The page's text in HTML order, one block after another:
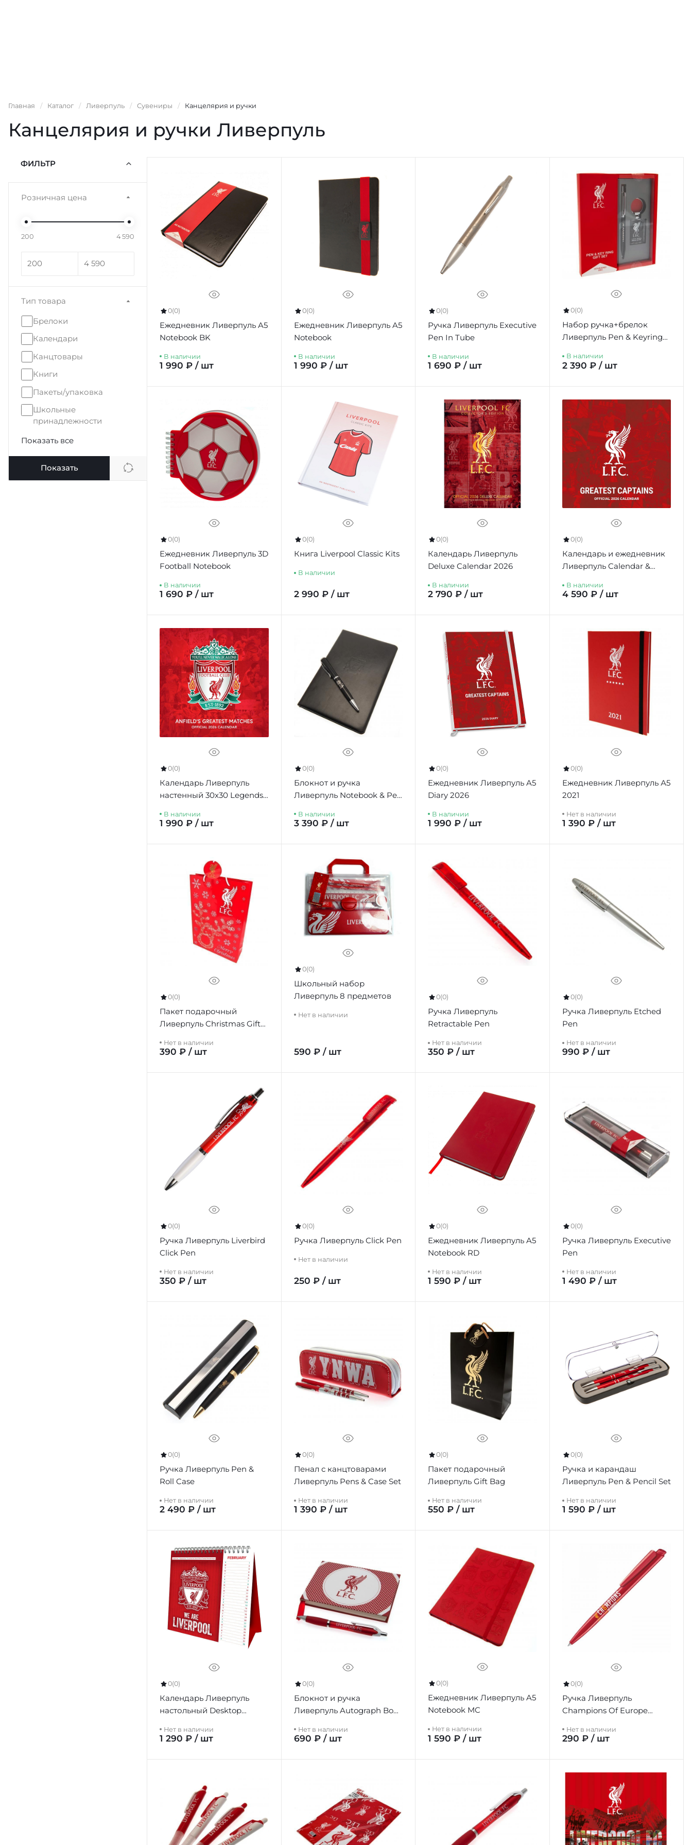
Главная / Каталог / Ливерпуль / Сувениры / Канцелярия и ручки
Канцелярия и ручки Ливерпуль
ФИЛЬТР
Розничная цена
200 4 590
Тип товара
Брелоки
Календари
Канцтовары
Книги
Пакеты/упаковка
Школьные
принадлежности
Показать все
Показать
0(0)
Ежедневник Ливерпуль A5
Notebook BK
В наличии
1 990 ₽ / шт
0(0)
Ежедневник Ливерпуль A5
Notebook
В наличии
1 990 ₽ / шт
0(0)
Ручка Ливерпуль Executive
Pen In Tube
В наличии
1 690 ₽ / шт
0(0)
Набор ручка+брелок
Ливерпуль Pen & Keyring
В наличии
2 390 ₽ / шт
0(0)
Ежедневник Ливерпуль 3D
Football Notebook
В наличии
1 690 ₽ / шт
0(0)
Книга Liverpool Classic Kits
В наличии
2 990 ₽ / шт
0(0)
Календарь Ливерпуль
Deluxe Calendar 2026
В наличии
2 790 ₽ / шт
0(0)
Календарь и ежедневник
Ливерпуль Calendar &
В наличии
4 590 ₽ / шт
0(0)
Календарь Ливерпуль
настенный 30х30 Legends
В наличии
1 990 ₽ / шт
0(0)
Блокнот и ручка
Ливерпуль Notebook & Pen
В наличии
3 390 ₽ / шт
0(0)
Ежедневник Ливерпуль A5
Diary 2026
В наличии
1 990 ₽ / шт
0(0)
Ежедневник Ливерпуль А5
2021
Нет в наличии
1 390 ₽ / шт
0(0)
Пакет подарочный
Ливерпуль Christmas Gift
Нет в наличии
390 ₽ / шт
0(0)
Школьный набор
Ливерпуль 8 предметов
Нет в наличии
590 ₽ / шт
0(0)
Ручка Ливерпуль
Retractable Pen
Нет в наличии
350 ₽ / шт
0(0)
Ручка Ливерпуль Etched
Pen
Нет в наличии
990 ₽ / шт
0(0)
Ручка Ливерпуль Liverbird
Click Pen
Нет в наличии
350 ₽ / шт
0(0)
Ручка Ливерпуль Click Pen
Нет в наличии
250 ₽ / шт
0(0)
Ежедневник Ливерпуль A5
Notebook RD
Нет в наличии
1 590 ₽ / шт
0(0)
Ручка Ливерпуль Executive
Pen
Нет в наличии
1 490 ₽ / шт
0(0)
Ручка Ливерпуль Pen &
Roll Case
Нет в наличии
2 490 ₽ / шт
0(0)
Пенал с канцтоварами
Ливерпуль Pens & Case Set
Нет в наличии
1 390 ₽ / шт
0(0)
Пакет подарочный
Ливерпуль Gift Bag
Нет в наличии
550 ₽ / шт
0(0)
Ручка и карандаш
Ливерпуль Pen & Pencil Set
Нет в наличии
1 590 ₽ / шт
0(0)
Календарь Ливерпуль
настольный Desktop
Нет в наличии
1 290 ₽ / шт
0(0)
Блокнот и ручка
Ливерпуль Autograph Book
Нет в наличии
690 ₽ / шт
0(0)
Ежедневник Ливерпуль A5
Notebook MC
Нет в наличии
1 590 ₽ / шт
0(0)
Ручка Ливерпуль
Champions Of Europe
Нет в наличии
290 ₽ / шт